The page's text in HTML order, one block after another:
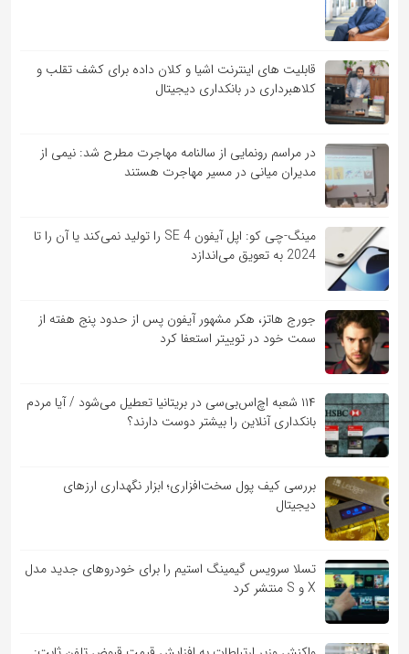
قابلیت ‏های اینترنت اشیا و کلان‏ داده برای کشف تقلب و
کلاهبرداری در بانکداری دیجیتال
در مراسم رونمایی از سالنامه مهاجرت مطرح شد: نیمی از
مدیران میانی در مسیر مهاجرت هستند
مینگ-چی کو: اپل آیفون SE 4 را تولید نمی‌کند یا آن را تا
2024 به تعویق می‌اندازد
جورج هاتز، هکر مشهور آیفون پس از حدود پنج هفته از
سمت خود در توییتر استعفا کرد
۱۱۴ شعبه اچ‌اس‌بی‌سی در بریتانیا تعطیل می‌شود / آیا مردم
بانکداری آنلاین را بیشتر دوست دارند؟
بررسی کیف‌ پول سخت‌افزاری؛ ابزار نگهداری ارزهای
دیجیتال
تسلا سرویس گیمینگ استیم را برای خودروهای جدید مدل
X و S منتشر کرد